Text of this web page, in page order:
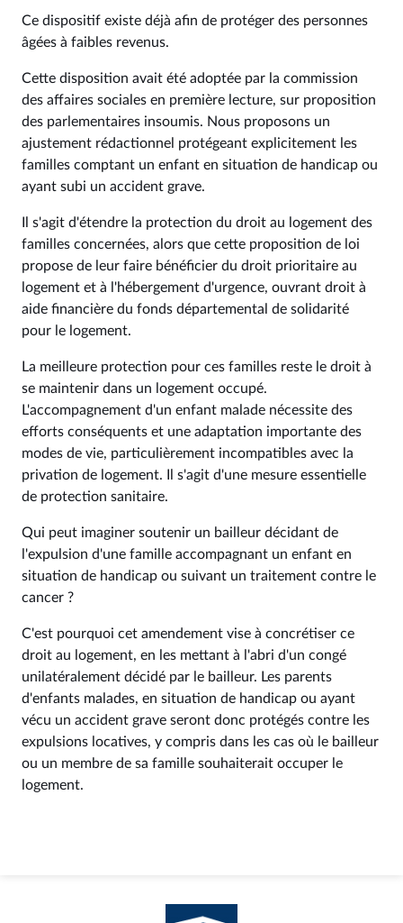
Ce dispositif existe déjà afin de protéger des personnes
âgées à faibles revenus.
Cette disposition avait été adoptée par la commission
des affaires sociales en première lecture, sur proposition
des parlementaires insoumis. Nous proposons un
ajustement rédactionnel protégeant explicitement les
familles comptant un enfant en situation de handicap ou
ayant subi un accident grave.
Il s'agit d'étendre la protection du droit au logement des
familles concernées, alors que cette proposition de loi
propose de leur faire bénéficier du droit prioritaire au
logement et à l'hébergement d'urgence, ouvrant droit à
aide financière du fonds départemental de solidarité
pour le logement.
La meilleure protection pour ces familles reste le droit à
se maintenir dans un logement occupé.
L'accompagnement d'un enfant malade nécessite des
efforts conséquents et une adaptation importante des
modes de vie, particulièrement incompatibles avec la
privation de logement. Il s'agit d'une mesure essentielle
de protection sanitaire.
Qui peut imaginer soutenir un bailleur décidant de
l'expulsion d'une famille accompagnant un enfant en
situation de handicap ou suivant un traitement contre le
cancer ?
C'est pourquoi cet amendement vise à concrétiser ce
droit au logement, en les mettant à l'abri d'un congé
unilatéralement décidé par le bailleur. Les parents
d'enfants malades, en situation de handicap ou ayant
vécu un accident grave seront donc protégés contre les
expulsions locatives, y compris dans les cas où le bailleur
ou un membre de sa famille souhaiterait occuper le
logement.